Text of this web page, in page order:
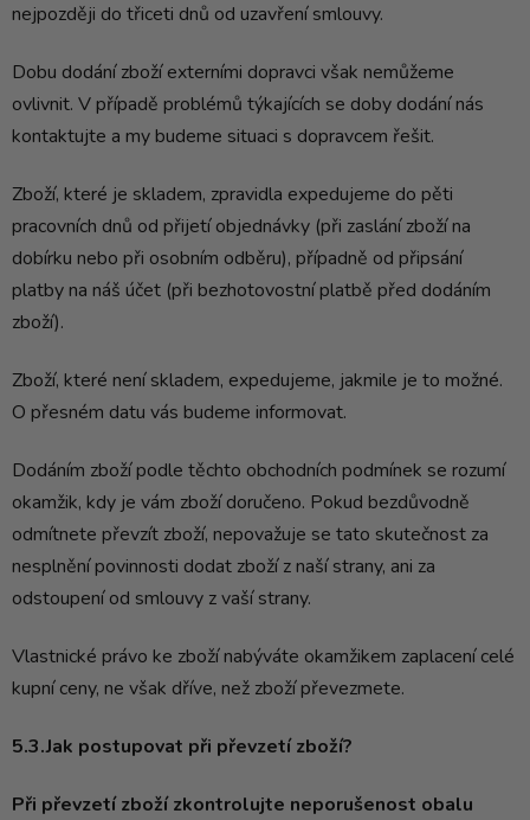
nejpozději do třiceti dnů od uzavření smlouvy.
Dobu dodání zboží externími dopravci však nemůžeme
ovlivnit. V případě problémů týkajících se doby dodání nás
kontaktujte a my budeme situaci s dopravcem řešit.
Zboží, které je skladem, zpravidla expedujeme do pěti
pracovních dnů od přijetí objednávky (při zaslání zboží na
dobírku nebo při osobním odběru), případně od připsání
platby na náš účet (při bezhotovostní platbě před dodáním
zboží).
Zboží, které není skladem, expedujeme, jakmile je to možné.
O přesném datu vás budeme informovat.
Dodáním zboží podle těchto obchodních podmínek se rozumí
okamžik, kdy je vám zboží doručeno. Pokud bezdůvodně
odmítnete převzít zboží, nepovažuje se tato skutečnost za
nesplnění povinnosti dodat zboží z naší strany, ani za
odstoupení od smlouvy z vaší strany.
Vlastnické právo ke zboží nabýváte okamžikem zaplacení celé
kupní ceny, ne však dříve, než zboží převezmete.
5.3.Jak postupovat při převzetí zboží?
Při převzetí zboží zkontrolujte neporušenost obalu